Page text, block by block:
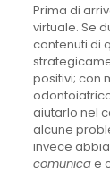
Prima di
virtuale. Se
contenuti di
positivi; con
aiutarlo nel
alcune
invece
comunicae